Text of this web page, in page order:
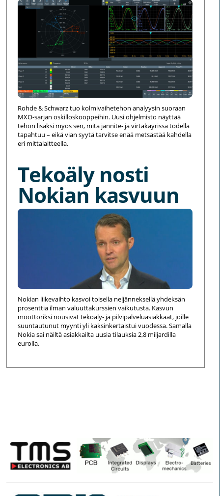
Rohde & Schwarz tuo kolmivaihetehon analyysin suoraan
MXO-sarjan oskilloskooppeihin. Uusi ohjelmisto näyttää
tehon lisäksi myös sen, mitä jännite- ja virtakäyrissä todella
tapahtuu – eikä vian syytä tarvitse enää metsästää kahdella
eri mittalaitteella.
Tekoäly nosti
Nokian kasvuun
Nokian liikevaihto kasvoi toisella neljänneksellä yhdeksän
prosenttia ilman valuuttakurssien vaikutusta. Kasvun
moottoriksi nousivat tekoäly- ja pilvipalveluasiakkaat, joille
suuntautunut myynti yli kaksinkertaistui vuodessa. Samalla
Nokia sai näiltä asiakkailta uusia tilauksia 2,8 miljardilla
eurolla.